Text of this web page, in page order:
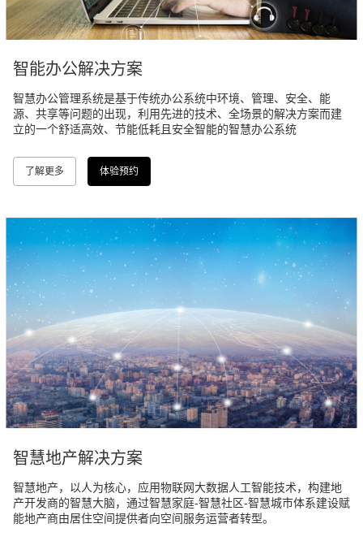
智能办公解决方案
智慧办公管理系统是基于传统办公系统中环境、管理、安全、能
源、共享等问题的出现，利用先进的技术、全场景的解决方案而建
立的一个舒适高效、节能低耗且安全智能的智慧办公系统
了解更多 体验预约
智慧地产解决方案
智慧地产，以人为核心，应用物联网大数据人工智能技术，构建地
产开发商的智慧大脑，通过智慧家庭-智慧社区-智慧城市体系建设赋
能地产商由居住空间提供者向空间服务运营者转型。